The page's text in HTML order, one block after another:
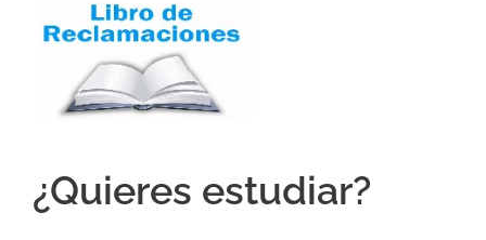
¿Quieres estudiar?